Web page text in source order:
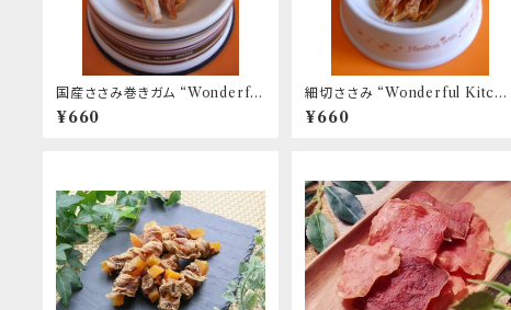
国産ささみ巻きガム “Wonderful
Kitchen / (旧)P-ball”
¥660
細切ささみ “Wonderful Kitche
n / (旧)P-ball”
¥660